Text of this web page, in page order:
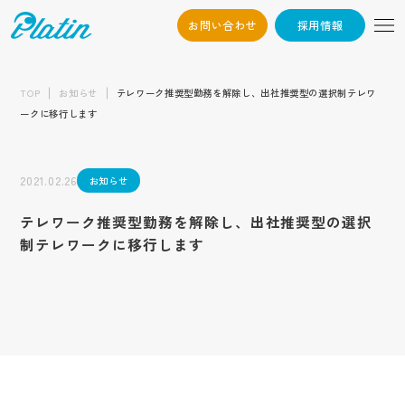
お問い合わせ 採用情報
9794
お問い合わせ
TOP お知らせ
テレワーク推奨型勤務を解除し、出社推奨型の選択制テレワ
ークに移行します
2021.02.26 お知らせ
テレワーク推奨型勤務を解除し、出社推奨型の選択
制テレワークに移行します